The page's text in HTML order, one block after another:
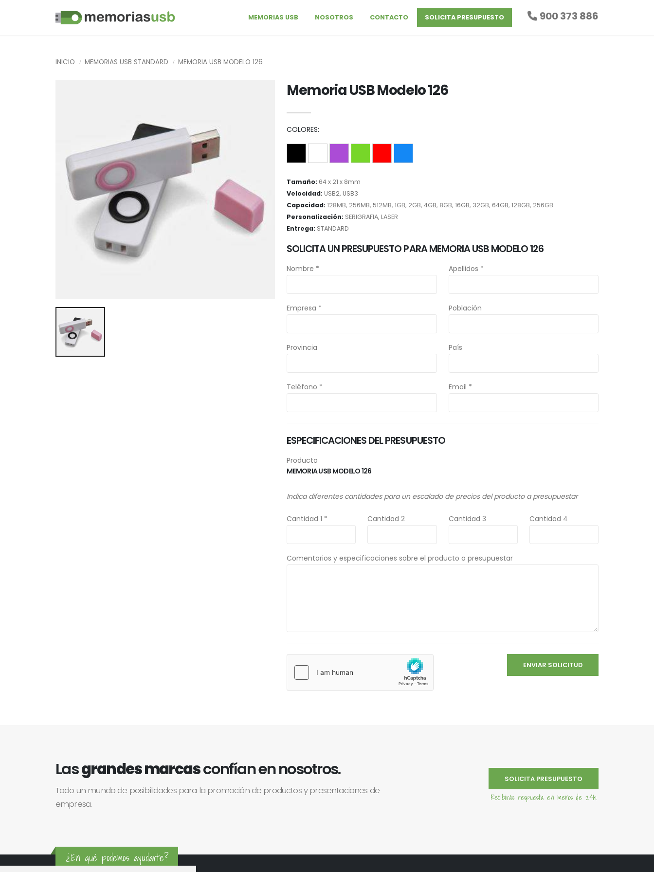
MEMORIAS USB NOSOTROS CONTACTO SOLICITA PRESUPUESTO 900 373 886
INICIO MEMORIAS USB STANDARD MEMORIA USB MODELO 126
Memoria USB Modelo 126
COLORES:
Tamaño: 64 x 21 x 8mm
Velocidad: USB2, USB3
Capacidad: 128MB, 256MB, 512MB, 1GB, 2GB, 4GB, 8GB, 16GB, 32GB, 64GB, 128GB, 256GB
Personalización: SERIGRAFIA, LASER
Entrega: STANDARD
SOLICITA UN PRESUPUESTO PARA MEMORIA USB MODELO 126
Nombre * Apellidos *
Empresa * Población
Provincia País
Teléfono * Email *
ESPECIFICACIONES DEL PRESUPUESTO
Producto
MEMORIA USB MODELO 126
Indica diferentes cantidades para un escalado de precios del producto a presupuestar
Cantidad 1 * Cantidad 2 Cantidad 3 Cantidad 4
Comentarios y especificaciones sobre el producto a presupuestar
Lasgrandes marcasconfían en nosotros.
Todo un mundo de posibilidades para la promoción de productos y presentaciones de
empresa.
SOLICITA PRESUPUESTO
Recibirás respuesta en menos de 24h.
¿En qué podemos ayudarte?